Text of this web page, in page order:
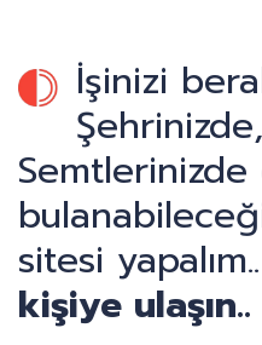
İşinizi
sitesi yapalım..
kişiye ulaşın..